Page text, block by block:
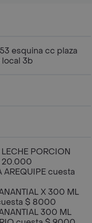
esquina cc plaza
3b
PORCION
20.000
AREQUIPE cuesta
X 300 ML
$ 8000
300 ML